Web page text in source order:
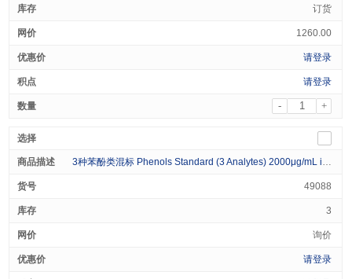
订货
1260.00
请登录
请登录
- +
3种苯酚类混标 Phenols Standard (3 Analytes) 2000μg/mL in Methanol 1mL
49088
3
询价
请登录